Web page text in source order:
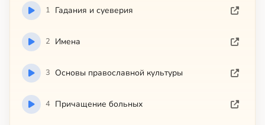
1 Гадания и суеверия
2 Имена
3 Основы православной культуры
4 Причащение больных